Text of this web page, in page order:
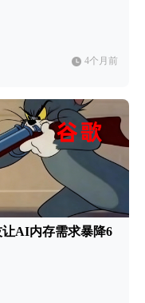
4个月前
AI内存需求暴降6